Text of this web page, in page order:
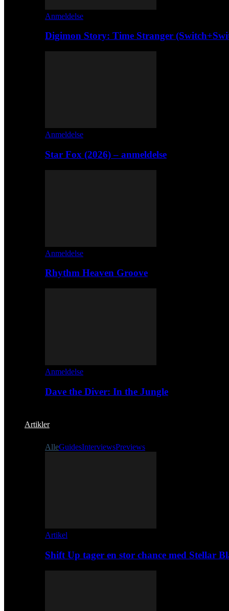
Anmeldelse
Digimon Story: Time Stranger
Anmeldelse
Star Fox (2026) – anmeldelse
Anmeldelse
Rhythm Heaven Groove
Anmeldelse
Dave the Diver: In the Jungle
Artikler
AlleGuidesInterviewsPreviews
Artikel
Shift Up tager en stor chance med Stellar